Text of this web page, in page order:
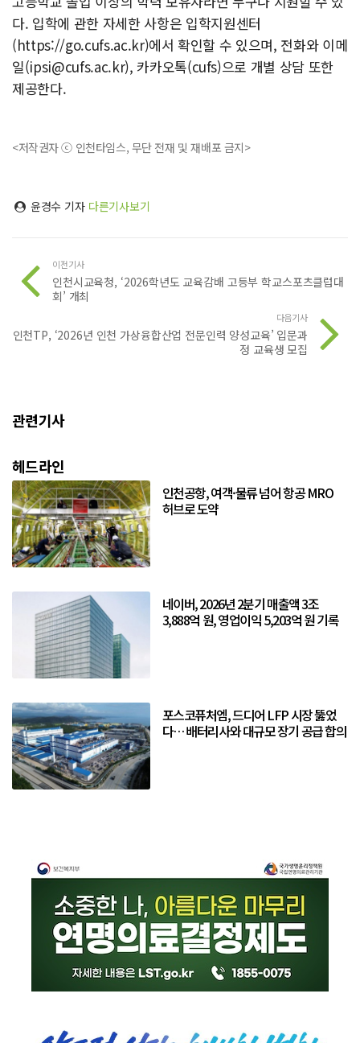
다. 입학에 관한 자세한 사항은 입학지원센터
(https://go.cufs.ac.kr)에서 확인할 수 있으며, 전화와 이메
일(ipsi@cufs.ac.kr), 카카오톡(cufs)으로 개별 상담 또한
제공한다.
<저작권자 ⓒ 인천타임스, 무단 전재 및 재배포 금지>
윤경수 기자 다른기사보기
이전기사
인천시교육청, ‘2026학년도 교육감배 고등부 학교스포츠클럽대
회’ 개최
다음기사
인천TP, ‘2026년 인천 가상융합산업 전문인력 양성교육’ 입문과
정 교육생 모집
관련기사
헤드라인
인천공항, 여객·물류 넘어 항공 MRO
허브로 도약
네이버, 2026년 2분기 매출액 3조
3,888억 원, 영업이익 5,203억 원 기록
포스코퓨처엠, 드디어 LFP 시장 뚫었
다… 배터리사와 대규모 장기 공급 합의